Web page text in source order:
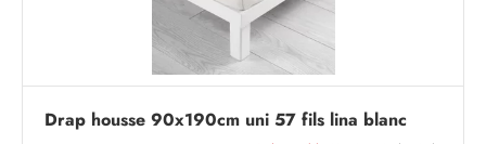
Drap housse 90x190cm uni 57 fils lina blanc